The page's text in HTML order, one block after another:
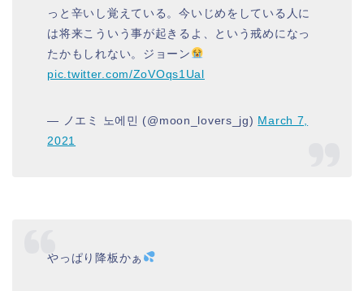
っと辛いし覚えている。今いじめをしている人に
は将来こういう事が起きるよ、という戒めになっ
たかもしれない。ジョーン
pic.twitter.com/ZoVOqs1Ual
— ノエミ 노에민 (@moon_lovers_jg) March 7,
2021
やっぱり降板かぁ